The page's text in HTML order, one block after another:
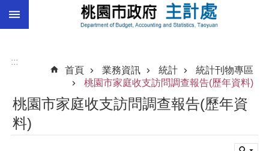
跳到主要內容區塊
總
決
:::
首頁
業務資訊 統計
統計刊物專區
桃園市家庭收支訪問調查報告(歷年資料)
桃園市家庭收支訪問調查報告(歷年資
料)